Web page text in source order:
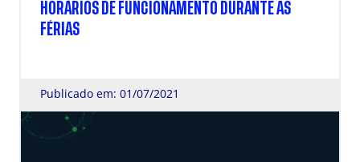
HORÁRIOS DE FUNCIONAMENTO DURANTE AS
FÉRIAS
Publicado em: 01/07/2021